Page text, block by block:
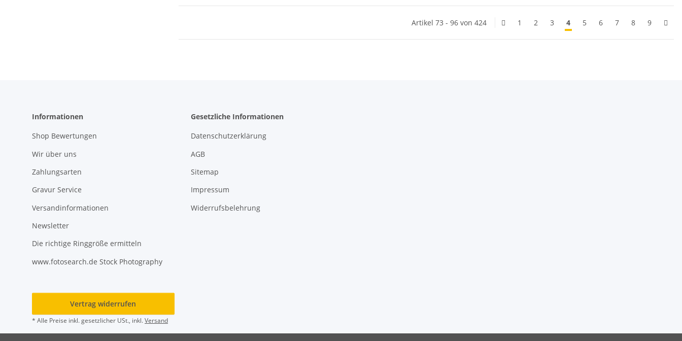
Artikel 73 - 96 von 424 1 2 3 4 5 6 7 8 9
Informationen
Shop Bewertungen
Wir über uns
Zahlungsarten
Gravur Service
Versandinformationen
Newsletter
Die richtige Ringgröße ermitteln
www.fotosearch.de Stock Photography
Gesetzliche Informationen
Datenschutzerklärung
AGB
Sitemap
Impressum
Widerrufsbelehrung
Vertrag widerrufen
* Alle Preise inkl. gesetzlicher USt., inkl.Versand